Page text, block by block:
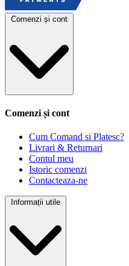
Comenzi și cont
Comenzi și cont
Cum Comand si Platesc?
Livrari & Returnari
Contul meu
Istoric comenzi
Contacteaza-ne
Informații utile